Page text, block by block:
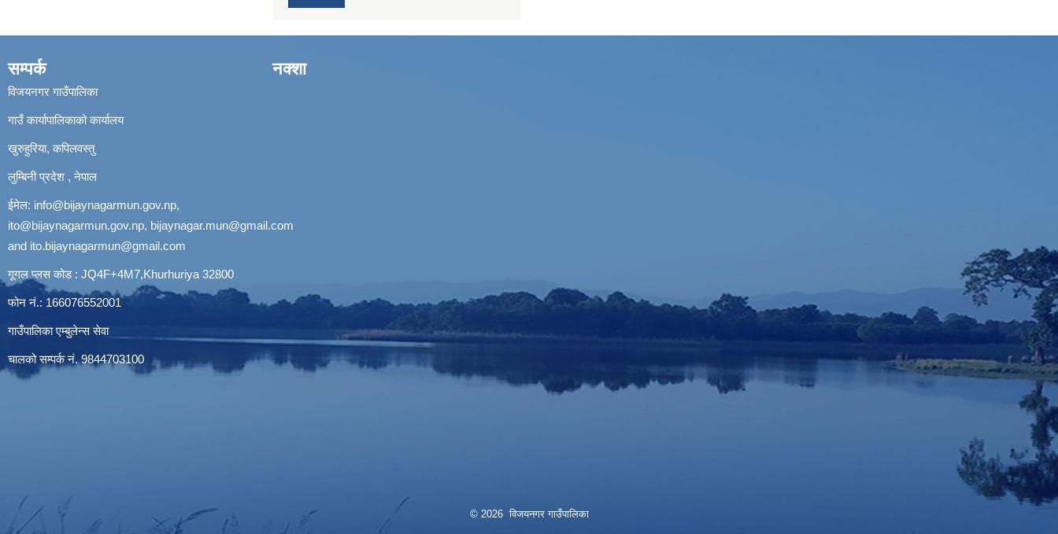
सम्पर्क
विजयनगर गाउँपालिका
गाउँ कार्यापालिकाको कार्यालय
खुरुहुरिया, कपिलवस्तु
लुम्बिनी प्रदेश , नेपाल
ईमेल: info@bijaynagarmun.gov.np,
ito@bijaynagarmun.gov.np, bijaynagar.mun@gmail.com
and ito.bijaynagarmun@gmail.com
गूगल प्लस कोड : JQ4F+4M7,Khurhuriya 32800
फोन नं.: 166076552001
गाउँपालिका एम्बुलेन्स सेवा
चालको सम्पर्क नं. 9844703100
नक्शा
© 2026 विजयनगर गाउँपालिका